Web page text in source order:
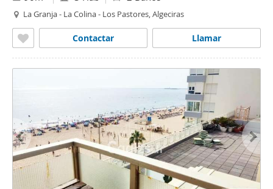
La Granja - La Colina - Los Pastores, Algeciras
Llamar
Contactar